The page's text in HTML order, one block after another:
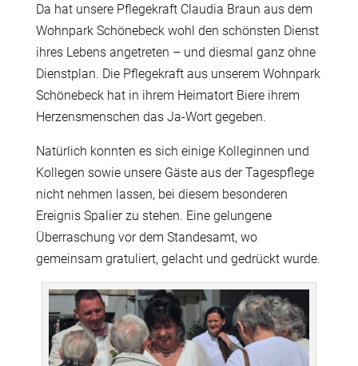
Da hat unsere Pflegekraft Claudia Braun aus dem
Wohnpark Schönebeck wohl den schönsten Dienst
ihres Lebens angetreten – und diesmal ganz ohne
Dienstplan. Die Pflegekraft aus unserem Wohnpark
Schönebeck hat in ihrem Heimatort Biere ihrem
Herzensmenschen das Ja-Wort gegeben.
Natürlich konnten es sich einige Kolleginnen und
Kollegen sowie unsere Gäste aus der Tagespflege
nicht nehmen lassen, bei diesem besonderen
Ereignis Spalier zu stehen. Eine gelungene
Überraschung vor dem Standesamt, wo
gemeinsam gratuliert, gelacht und gedrückt wurde.